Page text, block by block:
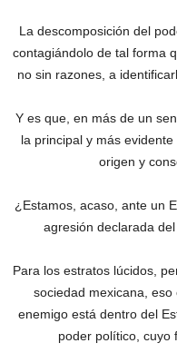
La descomposición del
contagiándolo de tal forma
no sin razones, a
Y es que, en más de un
la principal y más
origen y
¿Estamos, acaso, ante un
agresión declarada
Para los estratos lúcidos,
sociedad mexicana,
enemigo está dentro del
poder político, cuyo